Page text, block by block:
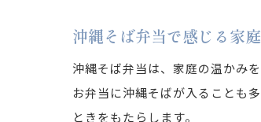
沖縄そば弁当で感じる家
沖縄そば弁当は、家庭の温かみ
お弁当に沖縄そばが入ることも
ときをもたらします。